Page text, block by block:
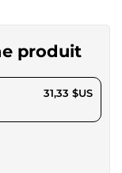
produit
31,33 $US